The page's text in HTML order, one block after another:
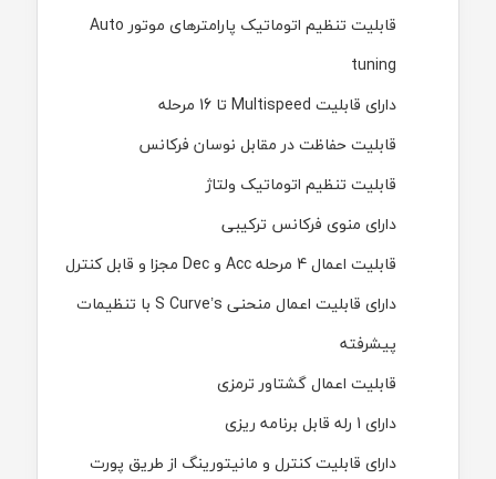
قابلیت تنظیم اتوماتیک پارامترهای موتور Auto
tuning
دارای قابلیت Multispeedتا 16 مرحله
قابلیت حفاظت در مقابل نوسان فرکانس
قابلیت تنظیم اتوماتیک ولتاژ
دارای منوی فرکانس ترکیبی
قابلیت اعمال 4 مرحله
AccوDecمجزا و قابل کنترل
دارای قابلیت اعمال منحنی S Curve’sبا تنظیمات
پیشرفته
قابلیت اعمال گشتاور ترمزی
دارای 1 رله قابل برنامه ریزی
دارای قابلیت کنترل و مانیتورینگ از طریق پورت